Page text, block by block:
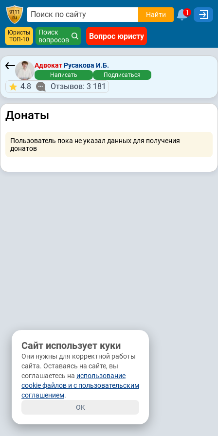
Найти 1
Юристы
ТОП-10
Поиск
вопросов
Вопрос юристу
АдвокатРусакова И.Б.
Написать Подписаться
4.8 Отзывов: 3 181
Донаты
Пользователь пока не указал данных для получения
донатов
Сайт использует куки
Они нужны для корректной работы
сайта. Оставаясь на сайте, вы
соглашаетесь на использование
cookie файлов и с пользовательским
соглашением.
OK